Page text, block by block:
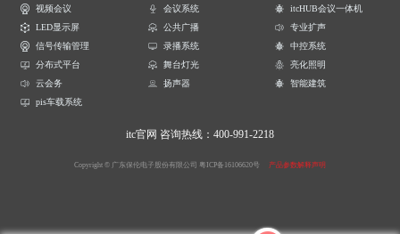
视频会议 会议系统
itcHUB会议一体机
LED显示屏
公共广播
专业扩声
信号传输管理
录播系统
中控系统
分布式平台
舞台灯光
亮化照明
云会务
扬声器
智能建筑
pis车载系统
itc官网 咨询热线：400-991-2218
Copyright © 广东保伦电子股份有限公司 粤ICP备16106620号 产品参数解释声明